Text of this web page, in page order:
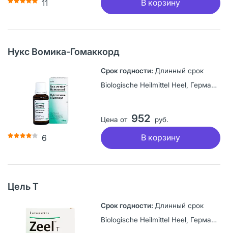
11 В корзину
Нукс Вомика-Гомаккорд
6
Длинный срок
Biologische Heilmittel Heel, Германия
Цена от 952 руб.
В корзину
Цель Т
Длинный срок
Biologische Heilmittel Heel, Германия